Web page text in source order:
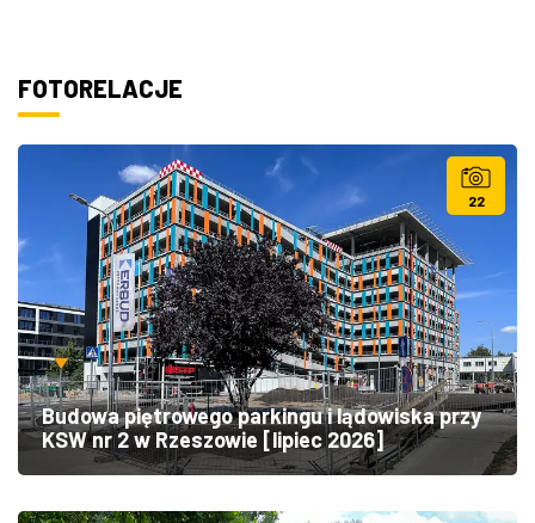
FOTORELACJE
22
Budowa piętrowego parkingu i lądowiska przy
KSW nr 2 w Rzeszowie [lipiec 2026]